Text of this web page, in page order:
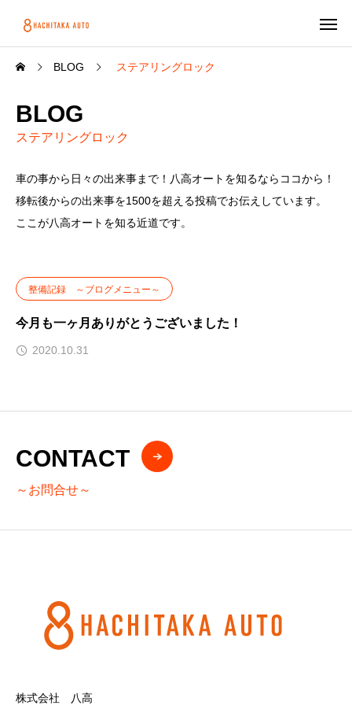
BLOG ステアリングロック
BLOG
ステアリングロック
車の事から日々の出来事まで！八高オートを知るならココから！
移転後からの出来事を1500を超える投稿でお伝えしています。
ここが八高オートを知る近道です。
整備記録 ～ブログメニュー～
今月も一ヶ月ありがとうございました！
2020.10.31
CONTACT
～お問合せ～
株式会社 八高